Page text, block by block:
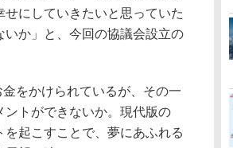
にしていきたいと思っていた
か」と、今回の協議会設立の
をかけられているが、その一
トができないか。現代版の
を起こすことで、夢にあふれる